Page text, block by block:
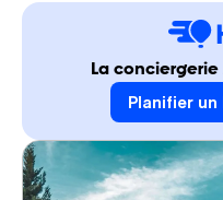
La conciergerie
Planifier un